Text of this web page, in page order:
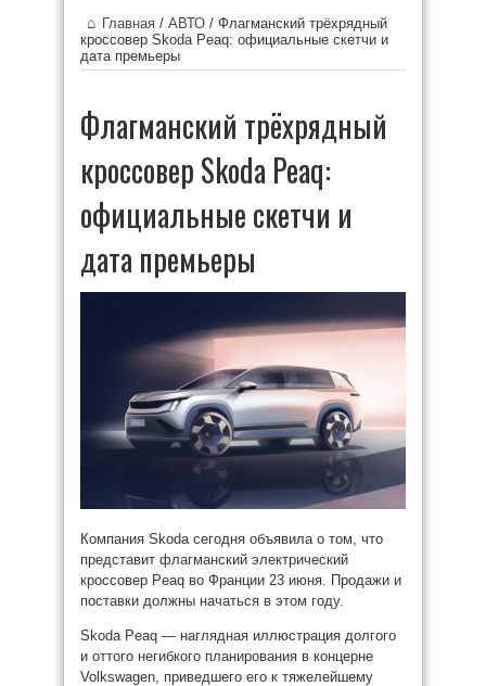
Главная / АВТО / Флагманский трёхрядный
кроссовер Skoda Peaq: официальные скетчи и
дата премьеры
Флагманский трёхрядный
кроссовер Skoda Peaq:
официальные скетчи и
дата премьеры
Компания Skoda сегодня объявила о том, что
представит флагманский электрический
кроссовер Peaq во Франции 23 июня. Продажи и
поставки должны начаться в этом году.
Skoda Peaq — наглядная иллюстрация долгого
и оттого негибкого планирования в концерне
Volkswagen, приведшего его к тяжелейшему